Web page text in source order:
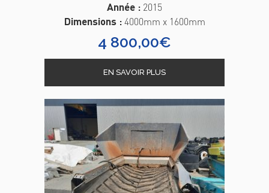
Année : 2015
Dimensions :4000mm x 1600mm
4 800,00€
EN SAVOIR PLUS